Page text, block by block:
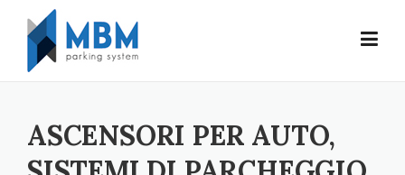
Skip to content
ASCENSORI PER AUTO,